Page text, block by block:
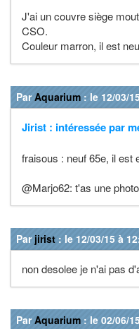
J'ai un couvre siège
CSO.
Couleur marron, il est
ParAquarium : le 12/03/
Jirist : intéressée par
fraisous : neuf 65e, il est
@Marjo62: t'as une
Par jirist : le 12/03/15 à
non desolee je n'ai pas
ParAquarium : le 02/06/